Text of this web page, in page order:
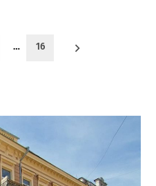
… 16